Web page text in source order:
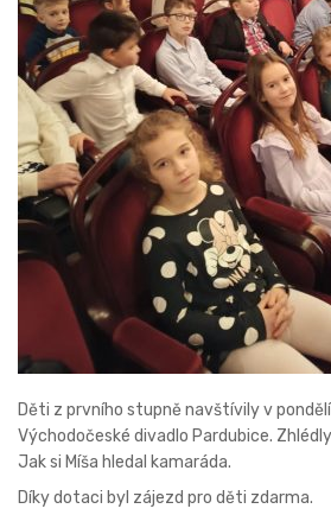
Děti z prvního stupně navštívily v pondělí
Východočeské divadlo Pardubice.
Jak si Míša hledal kamaráda.
Díky dotaci byl zájezd pro děti zdarma.